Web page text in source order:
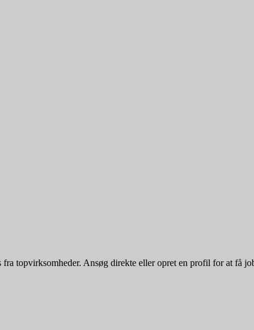
topvirksomheder. Ansøg direkte eller opret en profil for at få